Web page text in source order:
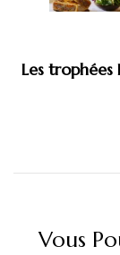
Les trophées
Vous